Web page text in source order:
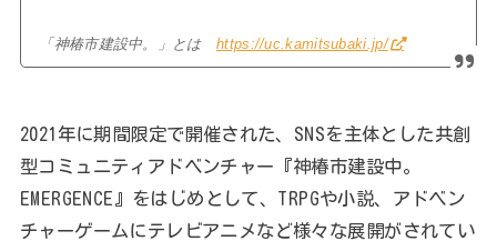
「神椿市建設中。」とは https://uc.kamitsubaki.jp/
2021年に期間限定で開催された、SNSを主体とした共創
型コミュニティアドベンチャー『神椿市建設中。
EMERGENCE』をはじめとして、TRPGや小説、アドベン
チャーゲームにテレビアニメなど様々な展開がされてい